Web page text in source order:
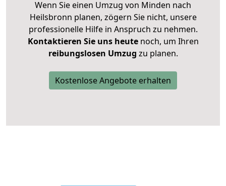
Wenn Sie einen Umzug von Minden nach
Heilsbronn planen, zögern Sie nicht, unsere
professionelle Hilfe in Anspruch zu nehmen.
Kontaktieren Sie uns heutenoch, um Ihren
reibungslosen Umzug zu planen.
Kostenlose Angebote erhalten